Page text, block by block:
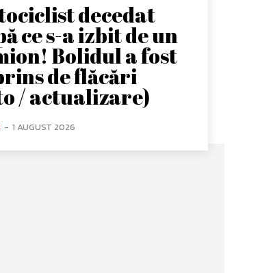
decedat
ce s-a izbit de un
Bolidul a fost
de flăcări
/ actualizare)
- 1 AUGUST 2026